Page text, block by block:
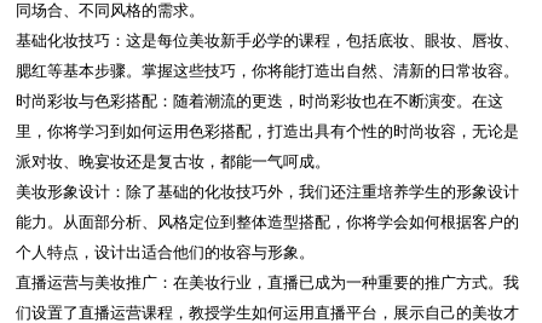
同场合、不同风格的需求。
基础化妆技巧：这是每位美妆新手必学的课程，包括底妆、眼妆、唇妆、
腮红等基本步骤。掌握这些技巧，你将能打造出自然、清新的日常妆容。
时尚彩妆与色彩搭配：随着潮流的更迭，时尚彩妆也在不断演变。在这
里，你将学习到如何运用色彩搭配，打造出具有个性的时尚妆容，无论是
派对妆、晚宴妆还是复古妆，都能一气呵成。
美妆形象设计：除了基础的化妆技巧外，我们还注重培养学生的形象设计
能力。从面部分析、风格定位到整体造型搭配，你将学会如何根据客户的
个人特点，设计出适合他们的妆容与形象。
直播运营与美妆推广：在美妆行业，直播已成为一种重要的推广方式。我
们设置了直播运营课程，教授学生如何运用直播平台，展示自己的美妆才